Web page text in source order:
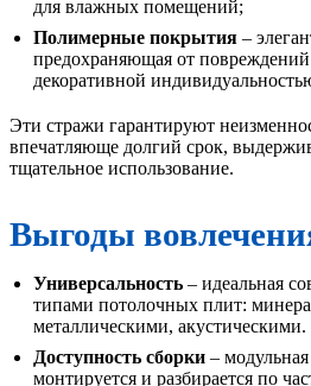
для влажных помещений;
Полимерные покрытия –
предохраняющая от
декоративной
Эти стражи гарантируют
впечатляюще долгий срок,
тщательное использование.
Выгоды
Универсальность – идеальная
типами потолочных плит:
металлическими, акустическими.
Доступность сборки –
монтируется и разбирается по